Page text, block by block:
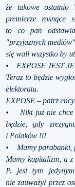
że takowe ostatnio
premierze rosnące
to co pan
"przyjaznych
się wali wszystko by
• EXPOSE JEST
Teraz to będzie
elektoratu.
EXPOSE – patrz
• Nikt już nie chce
będzie, gdy
i Polaków !!!
• Mamy parabanki,
Mamy kapitalizm, a
P. jest tym
nie zauważył przez